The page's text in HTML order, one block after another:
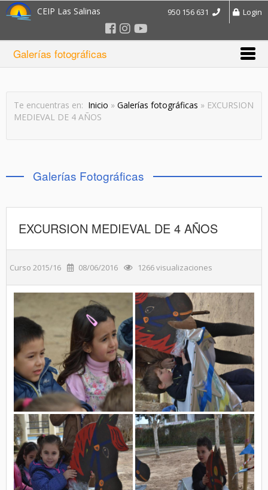
CEIP Las Salinas Login
950 156 631
Galerías fotográficas
Te encuentras en: Inicio » Galerías fotográficas » EXCURSION
MEDIEVAL DE 4 AÑOS
Galerías Fotográficas
EXCURSION MEDIEVAL DE 4 AÑOS
Curso 2015/16 08/06/2016 1266 visualizaciones